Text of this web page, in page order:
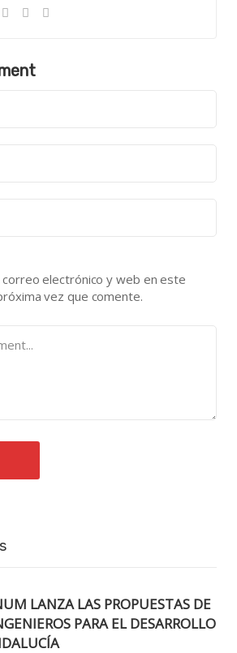
electrónico y web en este
vez que comente.
LANZA LAS PROPUESTAS DE
PARA EL DESARROLLO